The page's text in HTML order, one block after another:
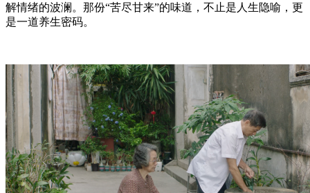
解情绪的波澜。那份“苦尽甘来”的味道，不止是人生隐喻，更
是一道养生密码。